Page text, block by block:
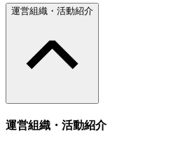
運営組織・活動紹介
運営組織・活動紹介